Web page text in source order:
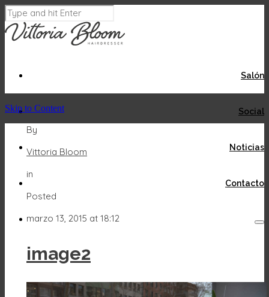
Salón
Social
Noticias
Contacto
Skip to Content
By
Vittoria Bloom
in
Posted
marzo 13, 2015 at 18:12
image2